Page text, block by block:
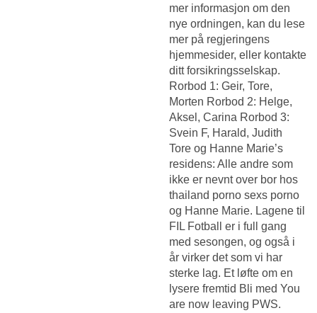
mer informasjon om den
nye ordningen, kan du lese
mer på regjeringens
hjemmesider, eller kontakte
ditt forsikringsselskap.
Rorbod 1: Geir, Tore,
Morten Rorbod 2: Helge,
Aksel, Carina Rorbod 3:
Svein F, Harald, Judith
Tore og Hanne Marie’s
residens: Alle andre som
ikke er nevnt over bor hos
thailand porno sexs porno
og Hanne Marie. Lagene til
FIL Fotball er i full gang
med sesongen, og også i
år virker det som vi har
sterke lag. Et løfte om en
lysere fremtid Bli med You
are now leaving PWS.